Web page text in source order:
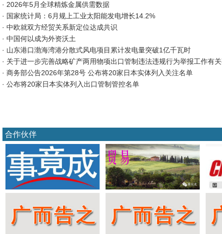
· 2026年5月全球精炼金属供需数据
· 国家统计局：6月规上工业太阳能发电增长14.2%
· 中欧就双方经贸关系新定位达成共识
· 中国何以成为外资沃土
· 山东港口渤海湾港分散式风电项目累计发电量突破1亿千瓦时
· 关于进一步完善战略矿产两用物项出口管制违法违规行为举报工作有
· 商务部公告2026年第28号 公布将20家日本实体列入关注名单
· 公布将20家日本实体列入出口管制管控名单
合作伙伴